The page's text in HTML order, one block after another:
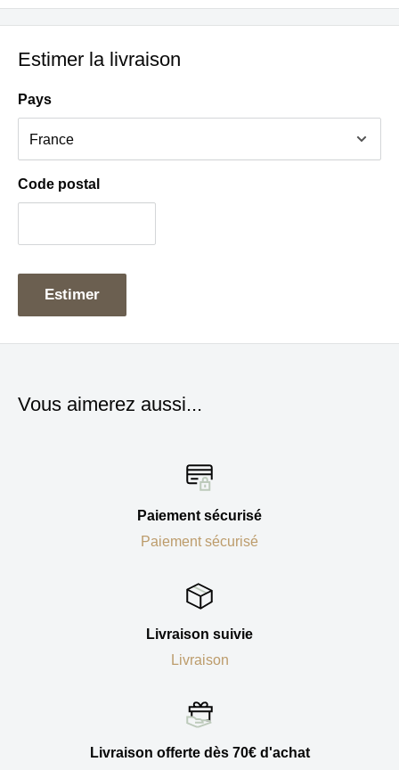
Remplacez facilement l’écrou manquant ou usé pour
continuer à réaliser vos glaces maison sans interruption.
Estimer la livraison
Pays
Code postal
Estimer
Vous aimerez aussi...
Paiement sécurisé
Paiement sécurisé
Livraison suivie
Livraison
Livraison offerte dès 70€ d'achat